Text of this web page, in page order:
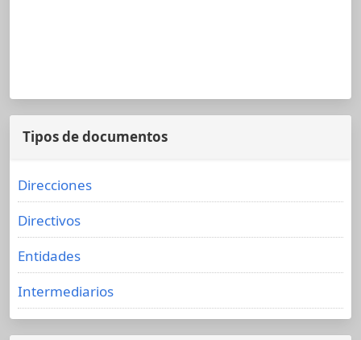
Tipos de documentos
Direcciones
Directivos
Entidades
Intermediarios